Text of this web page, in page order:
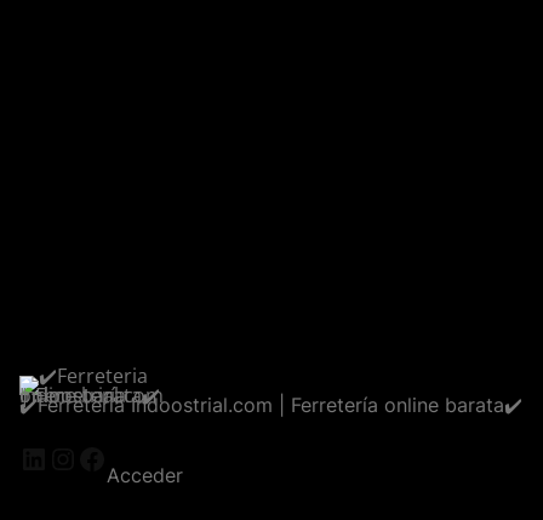
✔️Ferreteria Indoostrial.com | Ferretería online barata✔️
LinkedIn
Instagram
Facebook
Acceder